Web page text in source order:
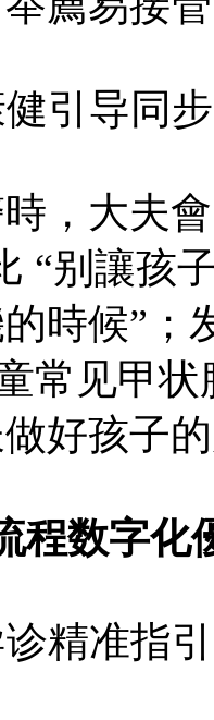
引导同步​
，大夫
“别讓孩
時候”；
常见甲
好孩子
程数字化
精准指引​